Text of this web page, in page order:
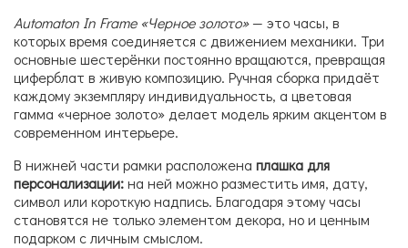
Automaton In Frame «Черное золото»— это часы, в
которых время соединяется с движением механики. Три
основные шестерёнки постоянно вращаются, превращая
циферблат в живую композицию. Ручная сборка придаёт
каждому экземпляру индивидуальность, а цветовая
гамма «черное золото» делает модель ярким акцентом в
современном интерьере.
В нижней части рамки расположена плашка для
персонализации:на ней можно разместить имя, дату,
символ или короткую надпись. Благодаря этому часы
становятся не только элементом декора, но и ценным
подарком с личным смыслом.